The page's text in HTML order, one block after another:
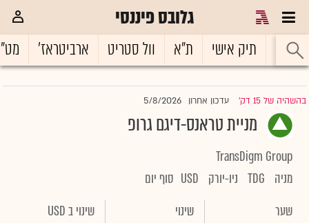
גלובס פיננסי
ראשי תיק אישי ת"א וול סטריט ארביטראז'
בהשהיה של 15 דק' |עדכון אחרון 5/8/2026
מניית טראנס-דיגם גרופ
TransDigm Group
מניה
TDG ניו-יורק USD סוף יום
שער
שינוי שינוי ב USD